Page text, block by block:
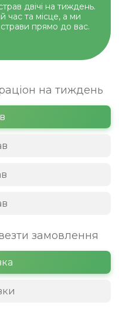
двічі на тиждень.
час та місце, а ми
прямо до вас.
на тиждень
замовлення